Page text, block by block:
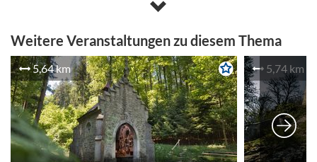
Weitere Veranstaltungen zu diesem Thema
5,64 km 5,74 km